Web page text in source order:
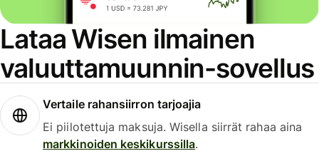
Lataa Wisen ilmainen
valuuttamuunnin-sovellus
Vertaile rahansiirron tarjoajia
Ei piilotettuja maksuja. Wisella siirrät rahaa aina
markkinoiden keskikurssilla.